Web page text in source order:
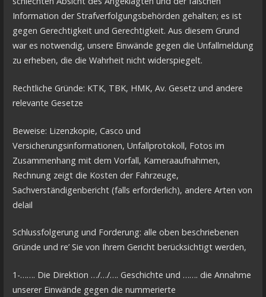
Information der Strafverfolgungsbehörden gehalten; es ist
gegen Gerechtigkeit und Gerechtigkeit. Aus diesem Grund
war es notwendig, unsere Einwände gegen die Unfallmeldung
zu erheben, die die Wahrheit nicht widerspiegelt.
Rechtliche Gründe: KTK, TBK, HMK, Av. Gesetz und andere
relevante Gesetze
Beweise: Lizenzkopie, Casco und
Versicherungsinformationen, Unfallprotokoll, Fotos im
Zusammenhang mit dem Vorfall, Kameraaufnahmen,
Rechnung zeigt die Kosten der Fahrzeuge,
Sachverständigenbericht (falls erforderlich), andere Arten von
delail
Schlussfolgerung und Forderung: alle oben beschriebenen
Gründe und re’ Sie von Ihrem Gericht berücksichtigt werden,
1-……. Die Direktion …/…/…. Geschichte und ……. die Annahme
unserer Einwände gegen die nummerierte